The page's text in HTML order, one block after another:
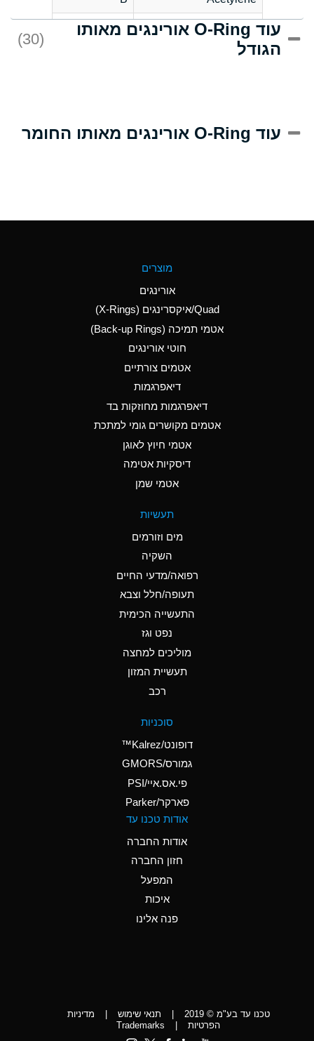
Acrlylonitrile
D
Adipic Acid
(Aqueous)
Aluminum Nitrate
(Aqueous)
Aluminum Phosphate
Ammonia Anhydrous
C
Ammonia Gas (cold)
A
Ammonia Gas (hot)
Ammonium Hydroxide
A
Ammonium Nitrate
Ammonium Nitrite
Ammonium Persulfate
Ammonium Phosphate
A
Ammonium Sulfate
*
Amyl Acetate (Banana
Aniline
D
עוד O-Ring אורינגים מאותו
הגודל
(30)
עוד O-Ring אורינגים מאותו החומר
מוצרים
אורינגים
Quad/איקסרינגים (X-Rings)
אטמי תמיכה (Back-up Rings)
חוטי אורינגים
אטמים צורתיים
דיאפרגמות
דיאפרגמות מחוזקות בד
אטמים מקושרים גומי למתכת
אטמי חיוץ לאוגן
דיסקיות אטימה
אטמי שמן
תעשיות
מים וזורמים
השקיה
רפואה/מדעי החיים
תעופה/חלל וצבא
התעשייה הכימית
נפט וגז
מוליכים למחצה
תעשיית המזון
רכב
סוכניות
דופונט/Kalrez™
גמורס/GMORS
פי.אס.איי/PSI
פארקר/Parker
אודות טכנו עד
אודות החברה
חזון החברה
המפעל
איכות
פנה אלינו
טכנו עד בע"מ © 2019 | תנאי שימוש |
מדיניות
הפרטיות
|
Trademarks